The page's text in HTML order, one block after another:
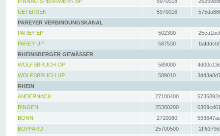
UETERSEN
5970016
PAREYER VERBINDUNGSKANAL
PAREY EP
502300
PAREY UP
587530
RHEINSBERGER GEWÄSSER
WOLFSBRUCH OP
589000
WOLFSBRUCH UP
589010
RHEIN
ANDERNACH
27100400
BINGEN
25300200
BONN
2710080
BOPPARD
25700500